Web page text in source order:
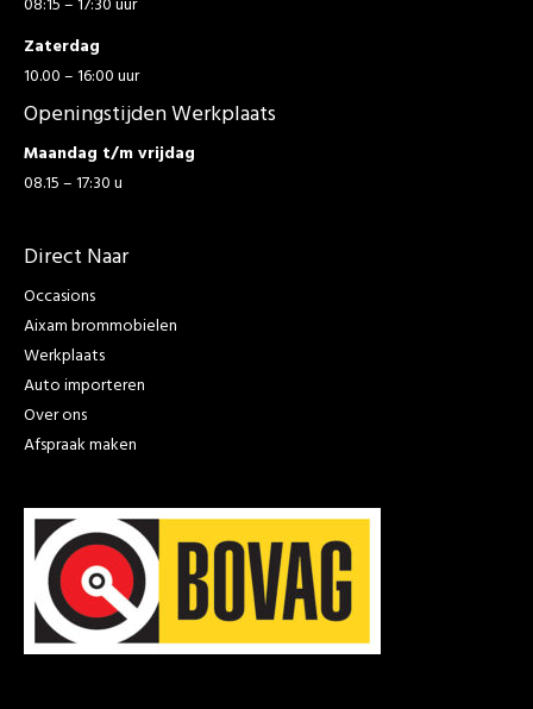
Zaterdag
10.00 – 16:00 uur
Openingstijden Werkplaats
Maandag t/m vrijdag
08.15 – 17:30 u
Direct Naar
Occasions
Aixam brommobielen
Werkplaats
Auto importeren
Over ons
Afspraak maken